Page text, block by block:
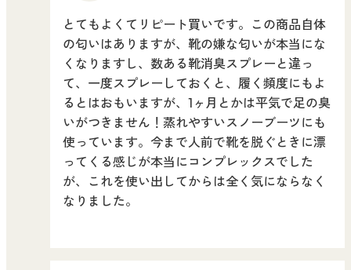
レモン
グレープフルーツ
ベルガモット
とてもよくてリピート買いです。この商品自体
の匂いはありますが、靴の嫌な匂いが本当にな
くなりますし、数ある靴消臭スプレーと違っ
て、一度スプレーしておくと、履く頻度にもよ
るとはおもいますが、1ヶ月とかは平気で足の臭
いがつきません！蒸れやすいスノーブーツにも
使っています。今まで人前で靴を脱ぐときに漂
ってくる感じが本当にコンプレックスでした
が、これを使い出してからは全く気にならなく
なりました。